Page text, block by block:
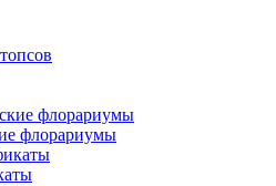
флорариумы